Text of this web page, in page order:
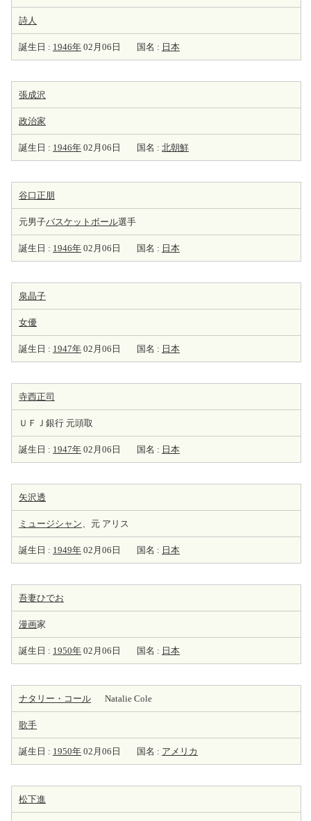
詩人
誕生日 : 1946年 02月06日 国名 : 日本
張成沢
政治家
誕生日 : 1946年 02月06日 国名 : 北朝鮮
谷口正朋
元男子バスケットボール選手
誕生日 : 1946年 02月06日 国名 : 日本
泉晶子
女優
誕生日 : 1947年 02月06日 国名 : 日本
寺西正司
ＵＦＪ銀行 元頭取
誕生日 : 1947年 02月06日 国名 : 日本
矢沢透
ミュージシャン、元 アリス
誕生日 : 1949年 02月06日 国名 : 日本
吾妻ひでお
漫画家
誕生日 : 1950年 02月06日 国名 : 日本
ナタリー・コール Natalie Cole
歌手
誕生日 : 1950年 02月06日 国名 : アメリカ
松下進